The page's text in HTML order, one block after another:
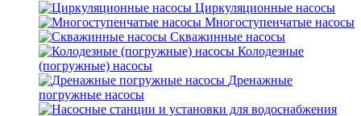
Циркуляционные насосы
Многоступенчатые насосы
Скважинные насосы
Колодезные
(погружные) насосы
Дренажные
погружные насосы